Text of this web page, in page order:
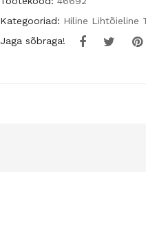
Kategooriad: Hiline Lihtõieline
Jaga sõbraga!